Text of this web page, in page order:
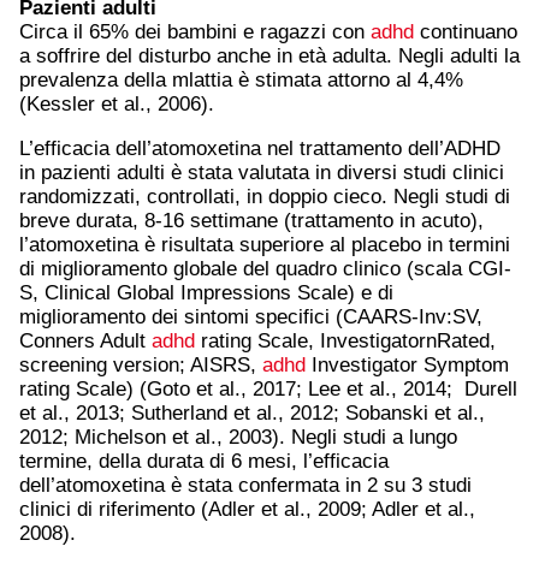
Pazienti adulti
Circa il 65% dei bambini e ragazzi con adhd continuano
a soffrire del disturbo anche in età adulta. Negli adulti la
prevalenza della mlattia è stimata attorno al 4,4%
(Kessler et al., 2006).
L’efficacia dell’atomoxetina nel trattamento dell’ADHD
in pazienti adulti è stata valutata in diversi studi clinici
randomizzati, controllati, in doppio cieco. Negli studi di
breve durata, 8-16 settimane (trattamento in acuto),
l’atomoxetina è risultata superiore al placebo in termini
di miglioramento globale del quadro clinico (scala CGI-
S, Clinical Global Impressions Scale) e di
miglioramento dei sintomi specifici (CAARS-Inv:SV,
Conners Adult adhd rating Scale, InvestigatornRated,
screening version; AISRS, adhd Investigator Symptom
rating Scale) (Goto et al., 2017; Lee et al., 2014; Durell
et al., 2013; Sutherland et al., 2012; Sobanski et al.,
2012; Michelson et al., 2003). Negli studi a lungo
termine, della durata di 6 mesi, l’efficacia
dell’atomoxetina è stata confermata in 2 su 3 studi
clinici di riferimento (Adler et al., 2009; Adler et al.,
2008).